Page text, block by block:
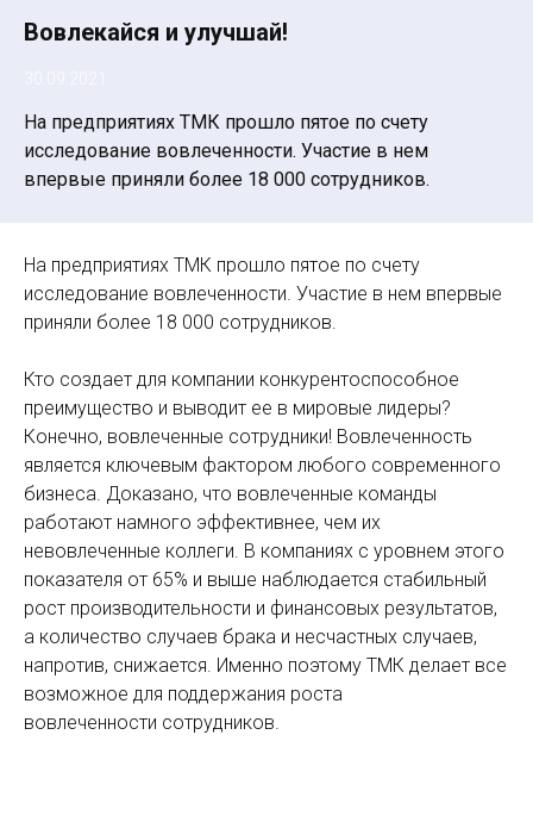
Вовлекайся и улучшай!
На предприятиях ТМК прошло пятое по счету
исследование вовлеченности. Участие в нем
впервые приняли более 18 000 сотрудников.
На предприятиях ТМК прошло пятое по счету
исследование вовлеченности. Участие в нем впервые
приняли более 18 000 сотрудников.
Кто создает для компании конкурентоспособное
преимущество и выводит ее в мировые лидеры?
Конечно, вовлеченные сотрудники! Вовлеченность
является ключевым фактором любого современного
бизнеса. Доказано, что вовлеченные команды
работают намного эффективнее, чем их
невовлеченные коллеги. В компаниях с уровнем этого
показателя от 65% и выше наблюдается стабильный
рост производительности и финансовых результатов,
а количество случаев брака и несчастных случаев,
напротив, снижается. Именно поэтому ТМК делает все
возможное для поддержания роста
вовлеченности сотрудников.